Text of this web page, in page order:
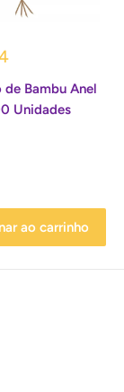
de Bambu Anel
Unidades
ao carrinho